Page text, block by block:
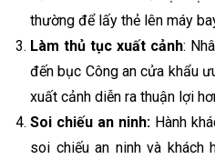
thường để lấy thẻ lên máy
Làm thủ tục xuất cảnh:
đến bục Công an cửa khẩu
xuất cảnh diễn ra thuận lợi
Soi chiếu an ninh: Hành
soi chiếu an ninh và